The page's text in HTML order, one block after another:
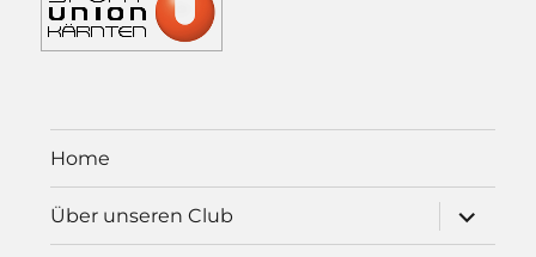
Home
Über unseren Club
öffnen